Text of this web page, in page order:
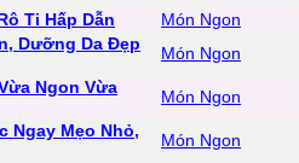
Ti Hấp Dẫn
Món Ngon
Dưỡng Da Đẹp
Món Ngon
Ngon Vừa
Món Ngon
Ngay Mẹo Nhỏ,
Món Ngon